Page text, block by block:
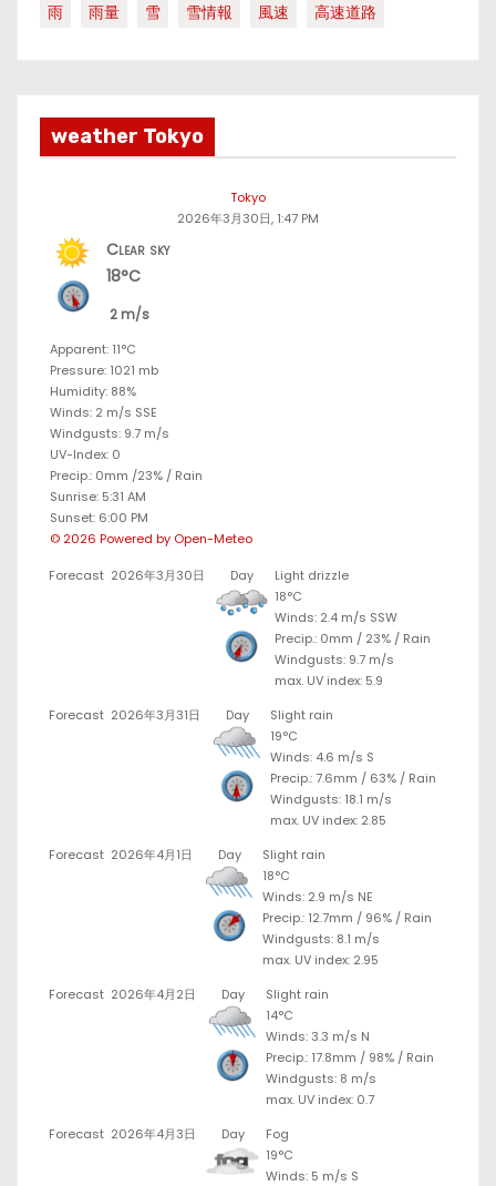
雨
雨量 雪 雪情報 風速 高速道路
weather Tokyo
Tokyo
2026年3月30日, 1:47 PM
Clear sky
18°C
2 m/s
Apparent: 11°C
Pressure: 1021 mb
Humidity: 88%
Winds: 2 m/s SSE
Windgusts: 9.7 m/s
UV-Index: 0
Precip.: 0mm /23% / Rain
Sunrise: 5:31 AM
Sunset: 6:00 PM
© 2026 Powered by Open-Meteo
Forecast 2026年3月30日 Day
Light drizzle
18°C
Winds: 2.4 m/s SSW
Precip.: 0mm / 23% / Rain
Windgusts: 9.7 m/s
max. UV index: 5.9
Forecast 2026年3月31日 Day
Slight rain
19°C
Winds: 4.6 m/s S
Precip.:7.6mm / 63% / Rain
Windgusts: 18.1 m/s
max. UV index: 2.85
Forecast 2026年4月1日 Day
Slight rain
18°C
Winds: 2.9 m/s NE
Precip.: 12.7mm / 96% / Rain
Windgusts: 8.1 m/s
max. UV index: 2.95
Forecast 2026年4月2日 Day
Slight rain
14°C
Winds: 3.3 m/s N
Precip.: 17.8mm / 98% / Rain
Windgusts: 8 m/s
max. UV index: 0.7
Forecast 2026年4月3日 Day
Fog
19°C
Winds: 5 m/s S